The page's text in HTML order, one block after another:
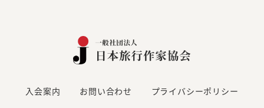
入会案内 お問い合わせ プライバシーポリシー